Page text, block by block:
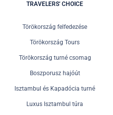
TRAVELERS' CHOICE
Törökország felfedezése
Törökország Tours
Törökország turné csomag
Boszporusz hajóút
Isztambul és Kapadócia turné
Luxus Isztambul túra